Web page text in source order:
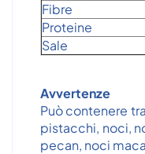
Fibre
Proteine
Sale
Avvertenze
Può contenere
pistacchi, noci,
pecan, noci